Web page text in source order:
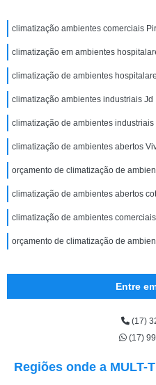
climatização ambientes comerciais
climatização em ambientes
climatização de ambientes
climatização ambientes industriais Jd
climatização de ambientes
climatização de ambientes abertos
orçamento de climatização de
climatização de ambientes abertos
climatização de ambientes
orçamento de climatização de
Entre
(17)
(17)
Regiões onde a MULT-